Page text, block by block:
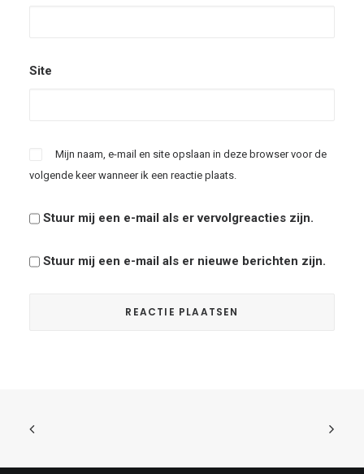
Site
Mijn naam, e-mail en site opslaan in deze browser voor de
volgende keer wanneer ik een reactie plaats.
Stuur mij een e-mail als er vervolgreacties zijn.
Stuur mij een e-mail als er nieuwe berichten zijn.